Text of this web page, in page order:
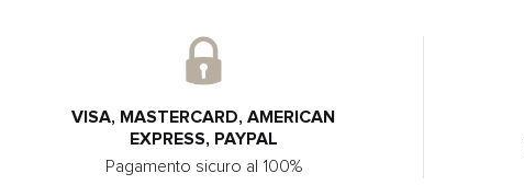
VISA, MASTERCARD, AMERICAN
EXPRESS, PAYPAL
Pagamento sicuro al 100%